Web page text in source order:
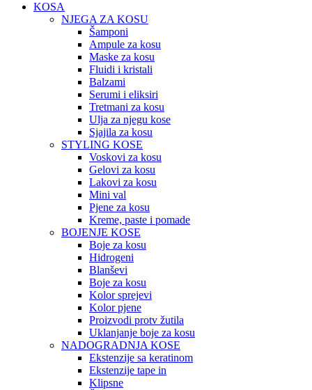
KOSA
NJEGA ZA KOSU
Šamponi
Ampule za kosu
Maske za kosu
Fluidi i kristali
Balzami
Serumi i eliksiri
Tretmani za kosu
Ulja za njegu kose
Sjajila za kosu
STYLING KOSE
Voskovi za kosu
Gelovi za kosu
Lakovi za kosu
Mini val
Pjene za kosu
Kreme, paste i pomade
BOJENJE KOSE
Boje za kosu
Hidrogeni
Blanševi
Boje za kosu
Kolor sprejevi
Kolor pjene
Proizvodi protv žutila
Uklanjanje boje za kosu
NADOGRADNJA KOSE
Ekstenzije sa keratinom
Ekstenzije tape in
Klipsne